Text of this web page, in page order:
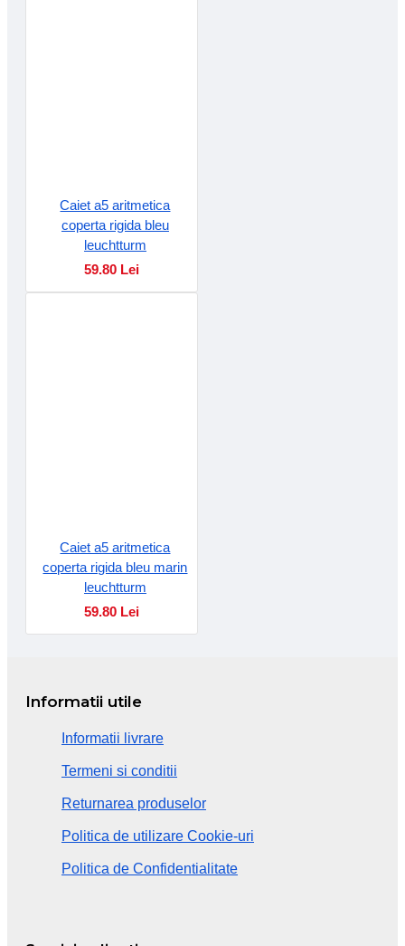
Caiet a5 aritmetica
coperta rigida bleu
leuchtturm
59.80 Lei
Caiet a5 aritmetica
coperta rigida bleu marin
leuchtturm
59.80 Lei
Informatii utile
Informatii livrare
Termeni si conditii
Returnarea produselor
Politica de utilizare Cookie-uri
Politica de Confidentialitate